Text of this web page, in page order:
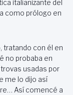
italianizante del
como prólogo en
tratando con él en
no probaba en
usadas por
me lo dijo así
Así comencé a